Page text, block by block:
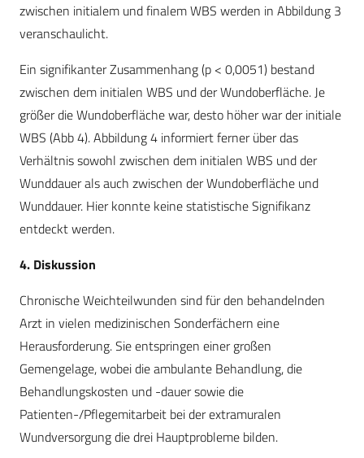
zwischen initialem und finalem WBS werden in Abbildung 3
veranschaulicht.
Ein signifikanter Zusammenhang (p < 0,0051) bestand
zwischen dem initialen WBS und der Wundoberfläche. Je
größer die Wundoberfläche war, desto höher war der initiale
WBS (Abb 4). Abbildung 4 informiert ferner über das
Verhältnis sowohl zwischen dem initialen WBS und der
Wunddauer als auch zwischen der Wundoberfläche und
Wunddauer. Hier konnte keine statistische Signifikanz
entdeckt werden.
4. Diskussion
Chronische Weichteilwunden sind für den behandelnden
Arzt in vielen medizinischen Sonderfächern eine
Herausforderung. Sie entspringen einer großen
Gemengelage, wobei die ambulante Behandlung, die
Behandlungskosten und -dauer sowie die
Patienten-/Pflegemitarbeit bei der extramuralen
Wundversorgung die drei Hauptprobleme bilden.